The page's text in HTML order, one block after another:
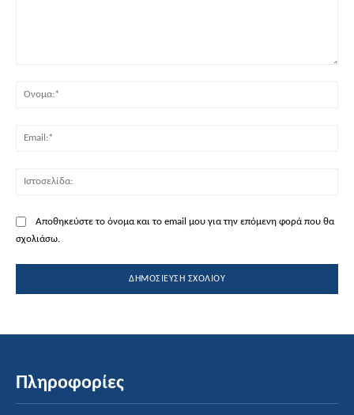
Αποθηκεύστε το όνομα και το email μου για την επόμενη φορά που θα
σχολιάσω.
Πληροφορίες